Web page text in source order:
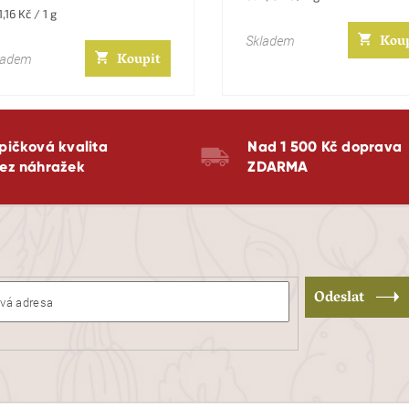
Kč / 1 g
Koupit
Skladem
kvalita
náhražek
Nad 1 500 Kč doprava
ZDARMA
Odeslat